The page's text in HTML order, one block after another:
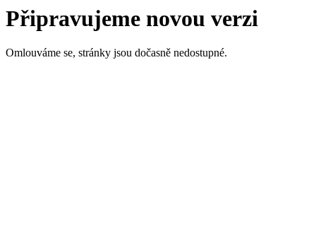
Připravujeme novou verzi
Omlouváme se, stránky jsou dočasně nedostupné.